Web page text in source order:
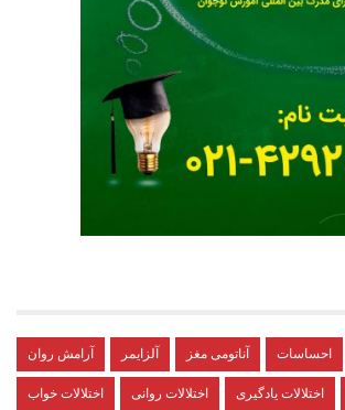
آرامش روان آلزایمر آناتومی مغز احساسات
اختلالات خواب اختلالات روانی اختلالات یادگیری